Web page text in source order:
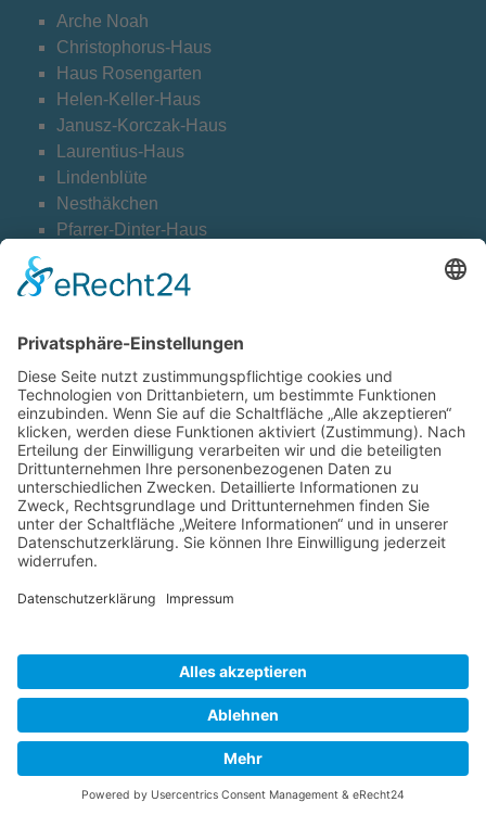
Arche Noah
Christophorus-Haus
Haus Rosengarten
Helen-Keller-Haus
Janusz-Korczak-Haus
Laurentius-Haus
Lindenblüte
Nesthäkchen
Pfarrer-Dinter-Haus
Kontakt
Archiv
Downloads Datenschutz
Datenschutzerklärung
Barrierefreiheitserklärung
Impressum
© Diakonie Libera
Webdesign CARA WEBB